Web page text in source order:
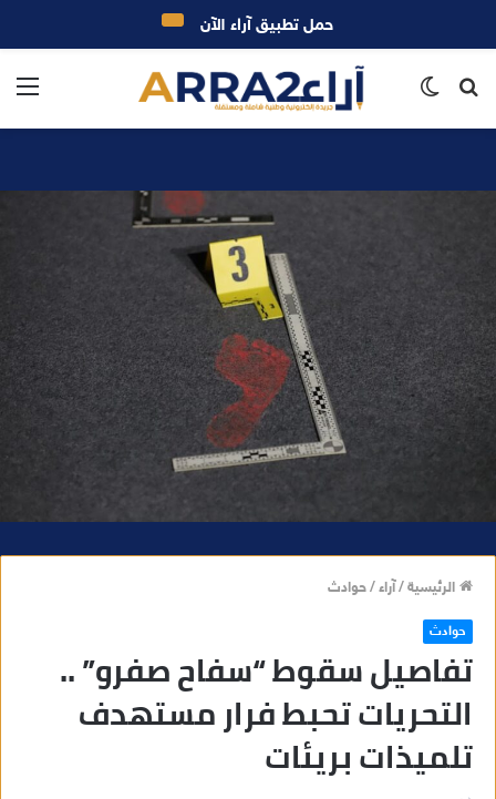
بحث
الرئيسية/آراء/حوادث
حوادث
تفاصيل سقوط “سفاح صفرو” ..
التحريات تحبط فرار مستهدف
تلميذات بريئات
حمل تطبيق آراء الآن